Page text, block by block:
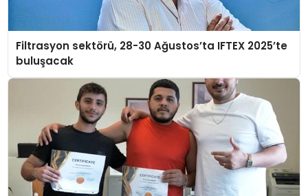
Filtrasyon sektörü, 28-30 Ağustos’ta IFTEX 2025’te
buluşacak